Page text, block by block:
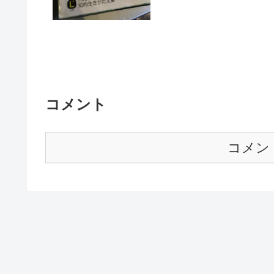
コメント
コメン